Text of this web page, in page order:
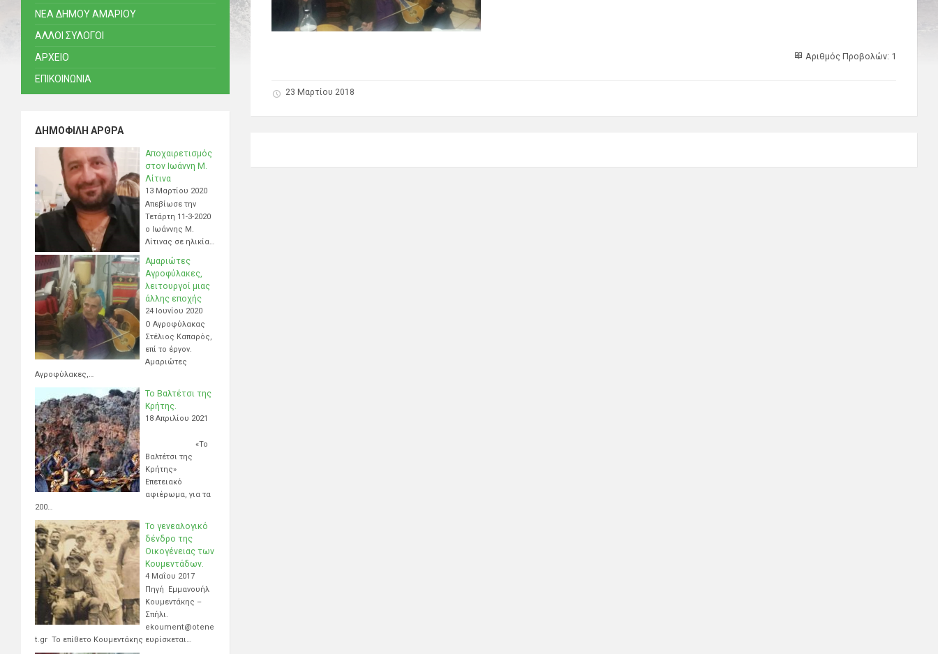
Αριθμός Προβολών: 1
23 Μαρτίου 2018
ΝΕΑ ΔΗΜΟΥ ΑΜΑΡΙΟΥ
ΑΛΛΟΙ ΣΥΛΟΓΟΙ
ΑΡΧΕΙΟ
ΕΠΙΚΟΙΝΩΝΙΑ
ΔΗΜΟΦΙΛΉ ΆΡΘΡΑ
Αποχαιρετισμός
στον Ιωάννη Μ.
Λίτινα
13 Μαρτίου 2020
Απεβίωσε την
Τετάρτη 11-3-2020
ο Ιωάννης Μ.
Λίτινας σε ηλικία…
Αμαριώτες
Αγροφύλακες,
λειτουργοί μιας
άλλης εποχής
24 Ιουνίου 2020
Ο Αγροφύλακας
Στέλιος Καπαρός,
επί το έργον.
Αμαριώτες
Αγροφύλακες,…
Το Βαλτέτσι της
Κρήτης.
18 Απριλίου 2021
«Το
Βαλτέτσι της
Κρήτης»
Επετειακό
αφιέρωμα, για τα
200…
Το γενεαλογικό
δένδρο της
Οικογένειας των
Κουμεντάδων.
4 Μαΐου 2017
Πηγή Εμμανουήλ
Κουμεντάκης –
Σπήλι.
ekoument@otene
t.gr Το επίθετο Κουμεντάκης ευρίσκεται…